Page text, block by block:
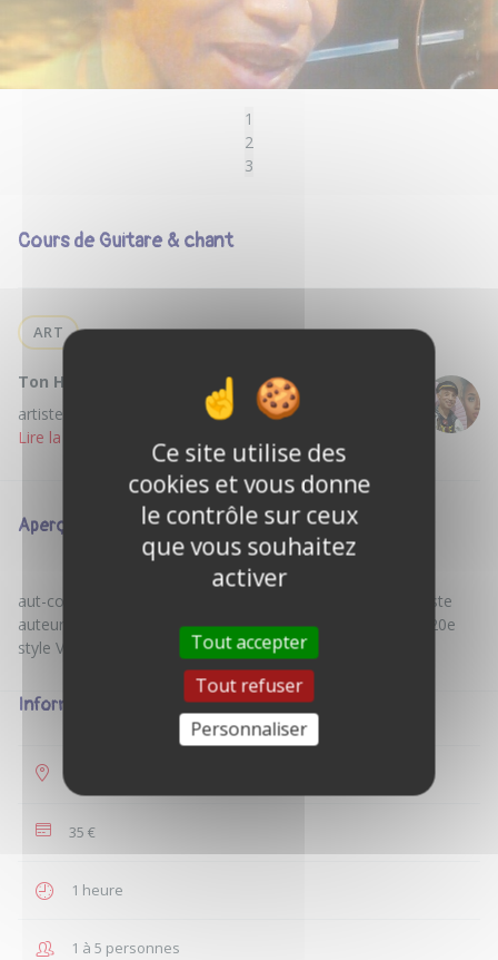
1
2
3
Cours de Guitare & chant
ART
Ton Hôte :
artiste /performer / comedien, ; chanteur,/guitariste
Lire la suite
Aperçu
aut-compositeur-interprete pro ( SACEM) chanteur guitariste
auteur de tubes FR donne cours de guitare /chant aParis 20e
Informations
35 €
1 heure
1 à 5 personnes
Ce site utilise des
cookies et vous donne
le contrôle sur ceux
que vous souhaitez
activer
Tout accepter
Tout refuser
Personnaliser